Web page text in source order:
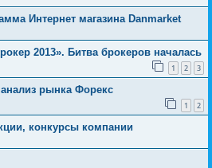
Интернет магазина Danmarket
2013». Битва брокеров началась
1 2 3
рынка Форекс
1 2
конкурсы компании